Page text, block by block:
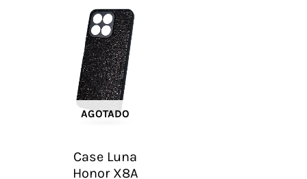
AGOTADO
Case Luna
Honor X8A